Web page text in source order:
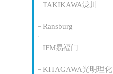
TAKIKAWA泷川
Ransburg
IFM易福门
KITAGAWA光明理化